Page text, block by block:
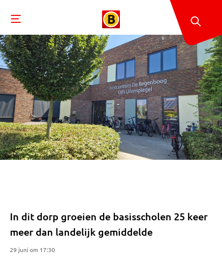
In dit dorp groeien de basisscholen 25 keer
meer dan landelijk gemiddelde
29 juni om 17:30